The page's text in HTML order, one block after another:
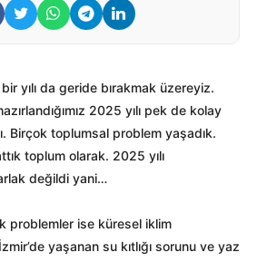
yılı da geride bırakmak üzereyiz.
2025 yılı pek de kolay
Birçok toplumsal problem yaşadık.
ık toplum olarak. 2025 yılı
değildi yani…
problemler ise küresel iklim
yaşanan su kıtlığı sorunu ve yaz